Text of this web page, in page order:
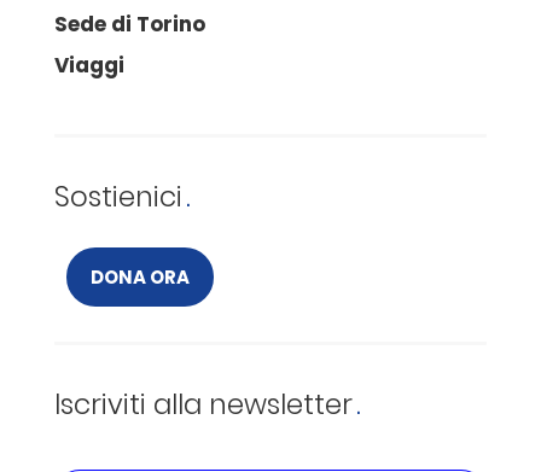
Sede di Torino
Viaggi
Sostienici
DONA ORA
Iscriviti alla newsletter